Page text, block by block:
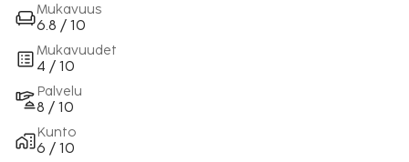
Mukavuus
6.8 / 10
Mukavuudet
4 / 10
Palvelu
8 / 10
Kunto
6 / 10